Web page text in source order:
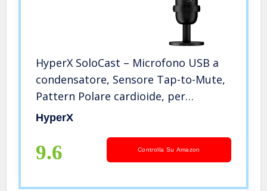
HyperX SoloCast – Microfono USB a
condensatore, Sensore Tap-to-Mute,
Pattern Polare cardioide, per
Gaming, Streaming, Podcast, Twitch,
PC/PS5/PS4/Mac, Nero
HyperX
9.6 Controlla Su Amazon